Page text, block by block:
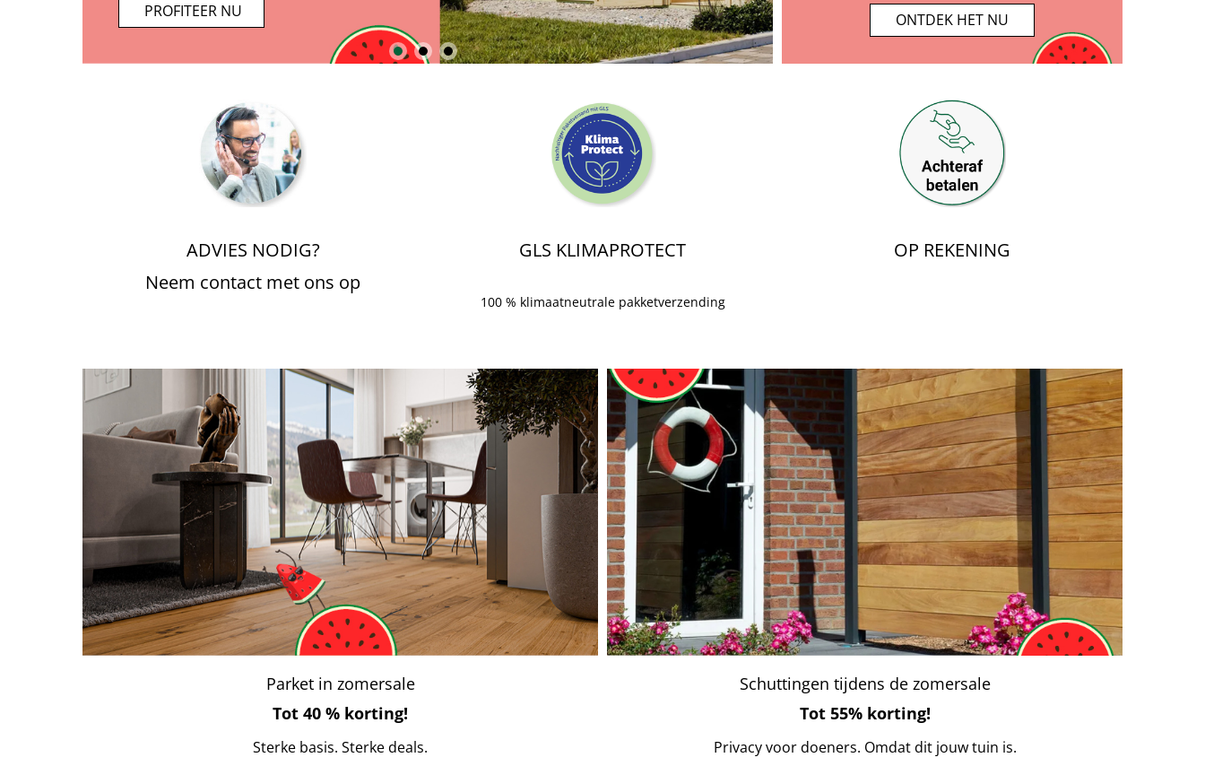
       PROFITEER NU
       ONTDEK HET NU
       ONTDEK HET NU
ADVIES NODIG?
Neem contact met ons op
GLS KLIMAPROTECT
100 % klimaatneutrale pakketverzending
OP REKENING
Schuttingen tijdens de zomersale
Tot 55% korting!
Privacy voor doeners. Omdat dit jouw tuin is.
Parket in zomersale
Tot 40 % korting!
Sterke basis. Sterke deals.